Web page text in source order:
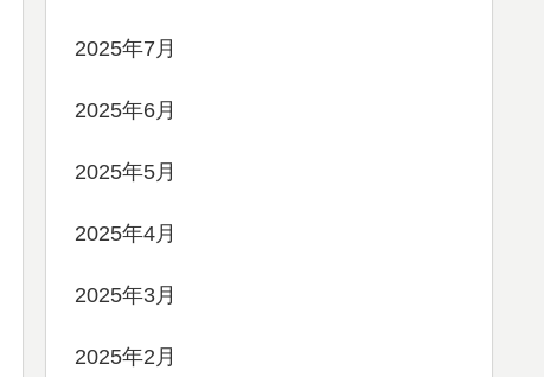
2025年7月
2025年6月
2025年5月
2025年4月
2025年3月
2025年2月